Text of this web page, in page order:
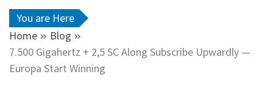
You are Here
Home
Blog
7.500 Gigahertz + 2,5 SC Along Subscribe Upwardly —
Europa Start Winning